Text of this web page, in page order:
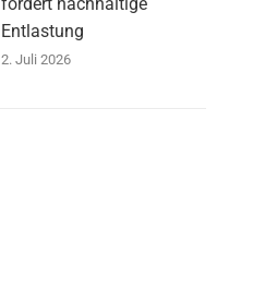
Entlastung
2. Juli 2026